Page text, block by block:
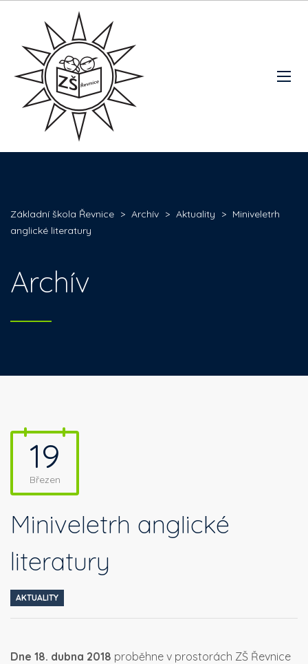
Základní škola Řevnice > Archív > Aktuality > Miniveletrh
anglické literatury
Archív
19
Březen
Miniveletrh anglické
literatury
AKTUALITY
Dne 18. dubna 2018 proběhne v prostorách ZŠ Řevnice